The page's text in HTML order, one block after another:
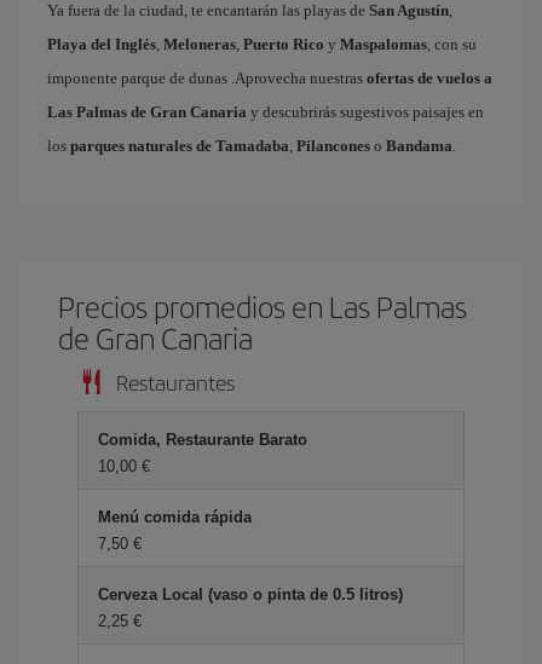
Ya fuera de la ciudad, te encantarán las playas de San Agustín,
Playa del Inglés, Meloneras, Puerto Rico y Maspalomas, con su
imponente parque de dunas .Aprovecha nuestras ofertas de vuelos a
Las Palmas de Gran Canaria y descubrirás sugestivos paisajes en
los parques naturales de Tamadaba, Pilancones o Bandama.
Precios promedios en Las Palmas
de Gran Canaria
Restaurantes
Comida, Restaurante Barato
10,00 €
Menú comida rápida
7,50 €
Cerveza Local (vaso o pinta de 0.5 litros)
2,25 €